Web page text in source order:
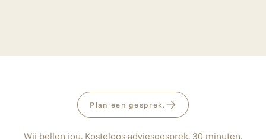
Plan een gesprek.
Wij bellen jou. Kosteloos adviesgesprek. 30 minuten.